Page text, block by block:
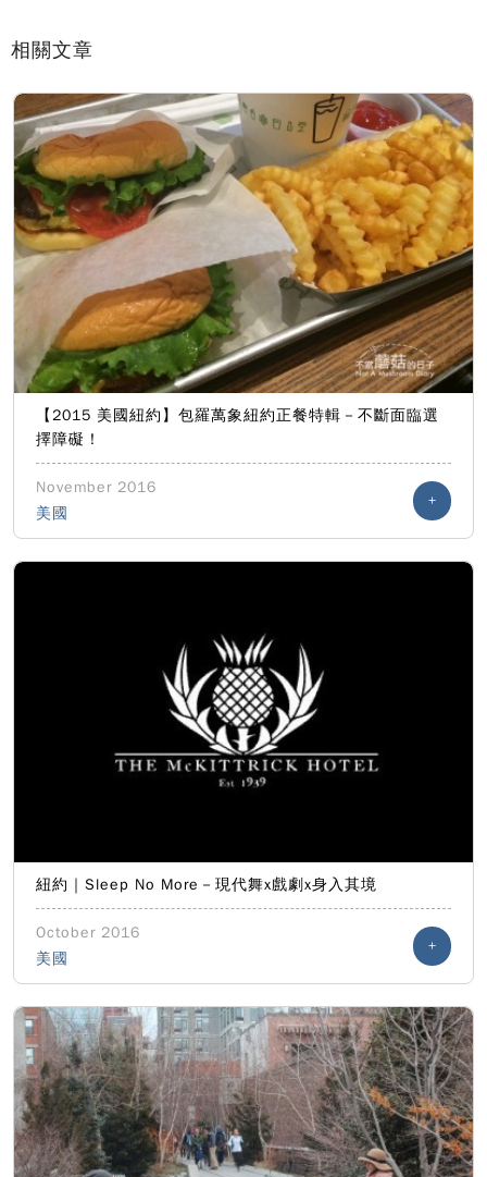
相關文章
【2015 美國紐約】包羅萬象紐約正餐特輯－不斷面臨選
擇障礙！
November 2016
美國
+
紐約｜Sleep No More－現代舞x戲劇x身入其境
October 2016
美國
+